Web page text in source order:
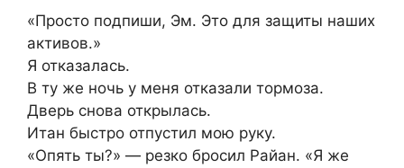
«Просто подпиши, Эм. Это для защиты наших
активов.»
Я отказалась.
В ту же ночь у меня отказали тормоза.
Дверь снова открылась.
Итан быстро отпустил мою руку.
«Опять ты?» — резко бросил Райан. «Я же